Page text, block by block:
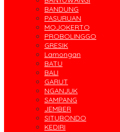
BANDUNG
PASURUAN
MOJOKERTO
PROBOLINGGO
GRESIK
Lamongan
BATU
BALI
GARUT
NGANJUK
SAMPANG
JEMBER
SITUBONDO
KEDIRI